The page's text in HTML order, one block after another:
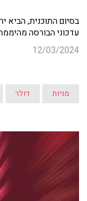
בסיום התוכנית, הביא
עדכוני הבורסה
12/03/2024
מניות דולר